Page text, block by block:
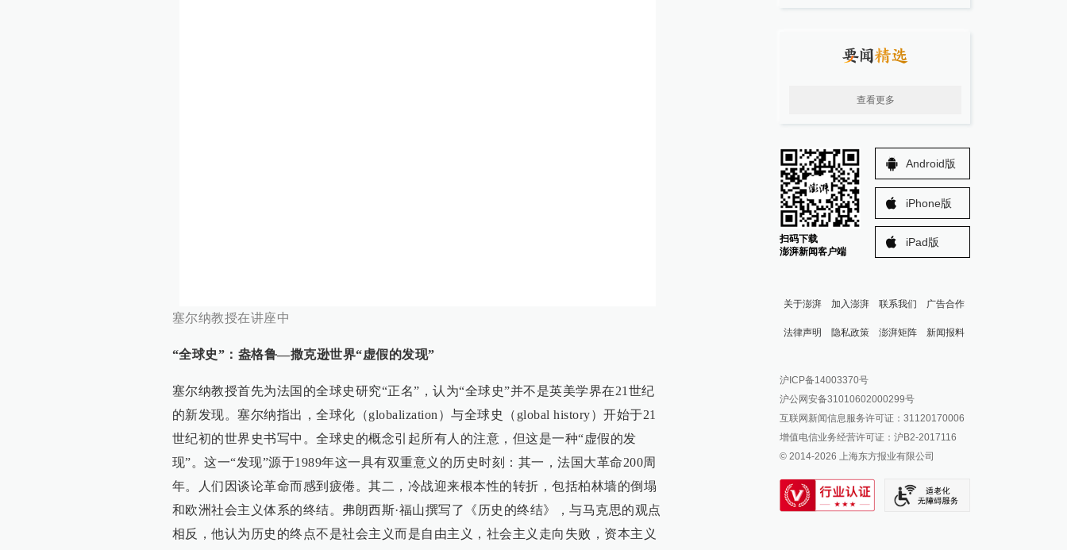
塞尔纳教授在讲座中
“全球史”：盎格鲁—撒克逊世界“虚假的发现”
塞尔纳教授首先为法国的全球史研究“正名”，认为“全球史”并不是英美学界在21世纪
的新发现。塞尔纳指出，全球化（globalization）与全球史（global history）开始于21
世纪初的世界史书写中。全球史的概念引起所有人的注意，但这是一种“虚假的发
现”。这一“发现”源于1989年这一具有双重意义的历史时刻：其一，法国大革命200周
年。人们因谈论革命而感到疲倦。其二，冷战迎来根本性的转折，包括柏林墙的倒塌
和欧洲社会主义体系的终结。弗朗西斯·福山撰写了《历史的终结》，与马克思的观点
相反，他认为历史的终点不是社会主义而是自由主义，社会主义走向失败，资本主义
查看更多
扫码下载
澎湃新闻客户端
Android版
iPhone版
iPad版
关于澎湃 加入澎湃 联系我们 广告合作
法律声明 隐私政策 澎湃矩阵
澎湃新闻公众号
澎湃新闻抖音号
派生万物开放平台
IP SHANGHAI
SIXTH TONE
新闻报料
报料邮箱: news@thepaper.cn
沪ICP备14003370号
沪公网安备31010602000299号
互联网新闻信息服务许可证：31120170006
增值电信业务经营许可证：沪B2-2017116
© 2014-2026 上海东方报业有限公司